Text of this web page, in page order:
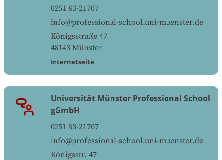
0251 83-21707
info@professional-school.uni-muenster.de
Königsstraße 47
48143 Münster
Internetseite
Universität Münster Professional School
gGmbH
0251 83-21707
info@professional-school.uni-muenster.de
Königsstr. 47